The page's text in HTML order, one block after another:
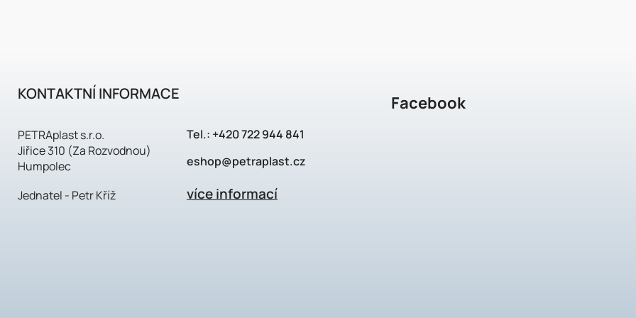
KONTAKTNÍ INFORMACE
PETRAplast s.r.o.
Jiřice 310 (Za Rozvodnou)
Humpolec
Jednatel - Petr Kříž
Tel.: +420 722 944 841
eshop@petraplast.cz
více informací
Facebook